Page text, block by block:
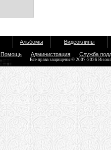
Альбомы Видеоклипы
Помощь Администрация Служба
Все права защищены © 2007-2026